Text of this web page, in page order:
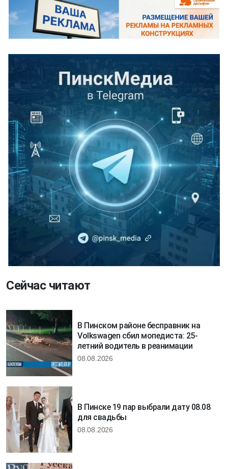
Сейчас читают
В Пинском районе бесправник на
Volkswagen сбил мопедиста: 25-
летний водитель в реанимации
08.08.2026
В Пинске 19 пар выбрали дату 08.08
для свадьбы
08.08.2026